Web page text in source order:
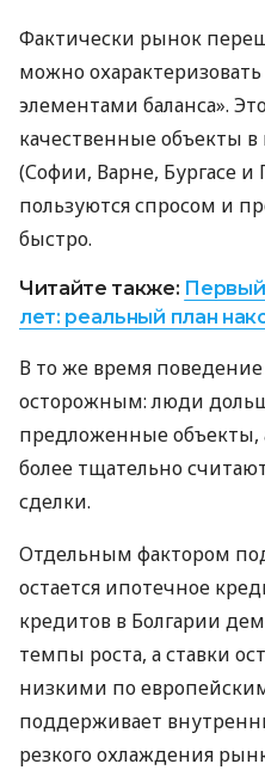
Фактически рынок
можно
элементами баланса».
качественные объекты
(Софии, Варне, Бургасе
пользуются спросом и
быстро.
Читайте также: Первый
лет: реальный план
В то же время поведение
осторожным: люди
предложенные объекты,
более тщательно
сделки.
Отдельным фактором
остается ипотечное
кредитов в Болгарии
темпы роста, а ставки
низкими по
поддерживает
резкого охлаждения